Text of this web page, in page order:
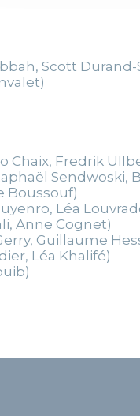
Scott Durand-
Chaix, Fredrik
Sendwoski,
Boussouf)
Léa
Anne Cognet)
Guillaume
Léa Khalifé)